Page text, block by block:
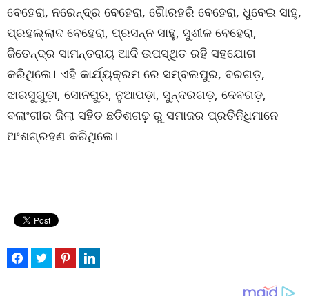
ବେହେରା, ନରେନ୍ଦ୍ର ବେହେରା, ଗୈାରହରି ବେହେରା, ଧୁବେଇ ସାହୁ,
ପ୍ରହଲ୍ଲାଦ ବେହେରା, ପ୍ରସନ୍ନ ସାହୁ, ସୁଶୀଳ ବେହେରା,
ଜିତେନ୍ଦ୍ର ସାମନ୍ତରାୟ ଆଦି ଉପସ୍ଥିତ ରହି ସହଯୋଗ
କରିଥିଲେ। ଏହି କାର୍ଯ୍ୟକ୍ରମ ରେ ସମ୍ବଲପୁର, ବରଗଡ଼,
ଝାରସୁଗୁଡ଼ା, ସୋନପୁର, ନୁଆପଡ଼ା, ସୁନ୍ଦରଗଡ଼, ଦେବଗଡ଼,
ବଲାଂଗୀର ଜିଲା ସହିତ ଛତିଶଗଢ଼ ରୁ ସମାଜର ପ୍ରତିନିଧିମାନେ
ଅଂଶଗ୍ରହଣ କରିଥିଲେ।